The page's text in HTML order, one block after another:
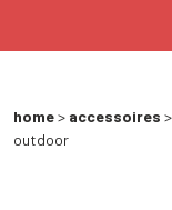
home> accessoires >
outdoor